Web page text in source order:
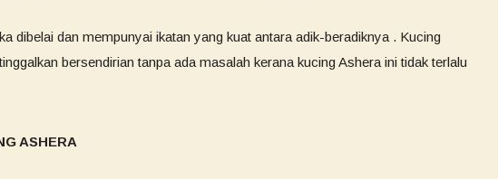
dibelai dan mempunyai ikatan yang kuat antara adik-beradiknya . Kucing
bersendirian tanpa ada masalah kerana kucing Ashera ini tidak terlalu
ASHERA